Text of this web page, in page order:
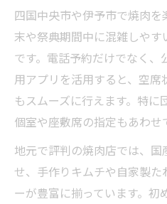
四国中央市や伊予市で焼肉
末や祭典期間中に混雑しや
です。電話予約だけでなく
用アプリを活用すると、空
もスムーズに行えます。特に
個室や座敷席の指定もあわせ
地元で評判の焼肉店では、
せ、手作りキムチや自家製
ーが豊富に揃っています。初